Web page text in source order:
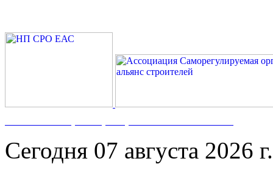
Сегодня 07 августа 2026 г.